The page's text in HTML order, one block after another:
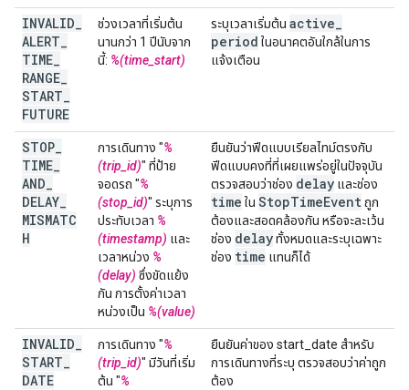
INVALID
ALERT
TIME
RANGE
START
FUTURE
ช่วงเวลาที่เริ่มต้น
นานกว่า 1 ปีนับจาก
นี้: %(time_start)
ระบุเวลาเริ่มต้น active
period ในอนาคตอันใกล้ในการ
แจ้งเตือน
STOP
TIME
AND
DELAY
MISMATC
H
การเดินทาง "%
(trip_id)" ที่ป้าย
จอดรถ "%
(stop_id)" ระบุการ
ประทับเวลา %
(timestamp) และ
เวลาหน่วง %
(delay) ซึ่งขัดแย้ง
กัน การตั้งค่าเวลา
หน่วงเป็น %(value)
ยืนยันว่าฟีดแบบเรียลไทม์ตรงกับ
ฟีดแบบคงที่ที่เผยแพร่อยู่ในปัจจุบัน
ตรวจสอบว่าช่อง delay และช่อง
time ใน StopTimeEventถูก
ต้องและสอดคล้องกัน หรือจะละเว้น
ช่อง delayทั้งหมดและระบุเฉพาะ
ช่อง time แทนก็ได้
INVALID
START
DATE
การเดินทาง "%
(trip_id)" มีวันที่เริ่ม
ต้น "%
ยืนยันค่าของ start_date สำหรับ
การเดินทางที่ระบุ ตรวจสอบว่าค่าถูก
ต้อง